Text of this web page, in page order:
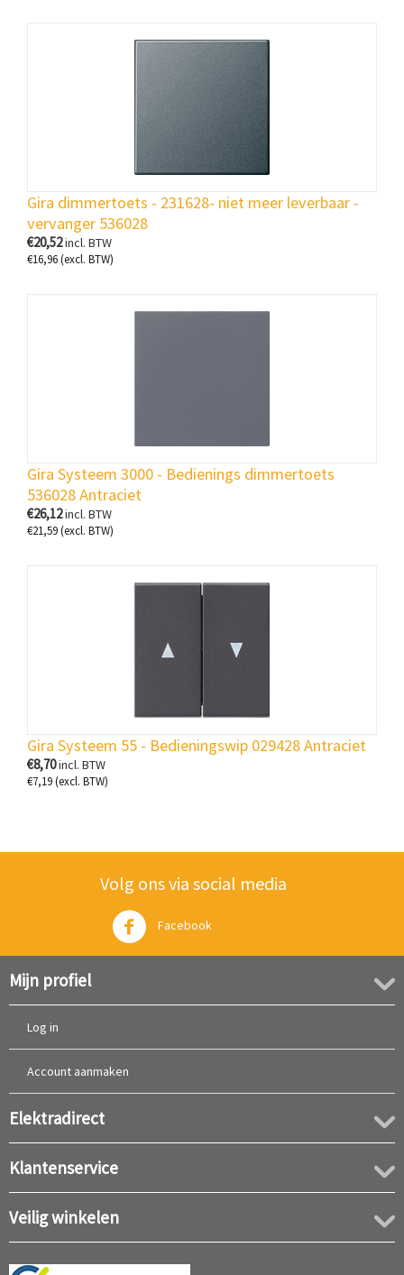
Gira dimmertoets - 231628- niet meer leverbaar -
vervanger 536028
€20,52incl. BTW
€16,96(excl. BTW)
Gira Systeem 3000 - Bedienings dimmertoets
536028 Antraciet
€26,12incl. BTW
€21,59(excl. BTW)
Gira Systeem 55 - Bedieningswip 029428 Antraciet
€8,70incl. BTW
€7,19(excl. BTW)
Volg ons via social media
Facebook
Mijn profiel
Log in
Account aanmaken
Elektradirect
Klantenservice
Veilig winkelen